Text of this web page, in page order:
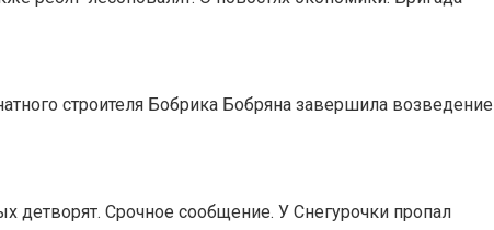
строителя Бобрика Бобряна завершила возведение
детворят. Срочное сообщение. У Снегурочки пропал